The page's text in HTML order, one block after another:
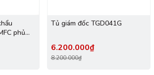
phủ
Tủ giám đốc TGD041G
6.200.000₫
8.200.000₫